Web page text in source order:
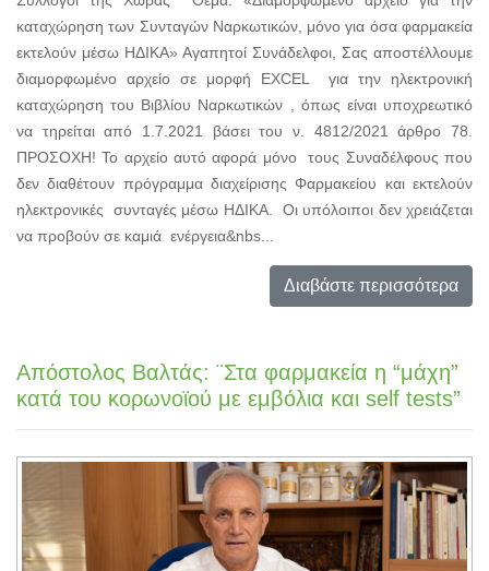
καταχώρηση των Συνταγών Ναρκωτικών, μόνο για όσα φαρμακεία
εκτελούν μέσω ΗΔΙΚΑ» Αγαπητοί Συνάδελφοι, Σας αποστέλλουμε
διαμορφωμένο αρχείο σε μορφή EXCEL για την ηλεκτρονική
καταχώρηση του Βιβλίου Ναρκωτικών , όπως είναι υποχρεωτικό
να τηρείται από 1.7.2021 βάσει του ν. 4812/2021 άρθρο 78.
ΠΡΟΣΟΧΗ! Το αρχείο αυτό αφορά μόνο τους Συναδέλφους που
δεν διαθέτουν πρόγραμμα διαχείρισης Φαρμακείου και εκτελούν
ηλεκτρονικές συνταγές μέσω ΗΔΙΚΑ. Οι υπόλοιποι δεν χρειάζεται
να προβούν σε καμιά ενέργεια&nbs...
Διαβάστε περισσότερα
Απόστολος Βαλτάς: ¨Στα φαρμακεία η “μάχη”
κατά του κορωνοϊού με εμβόλια και self tests”